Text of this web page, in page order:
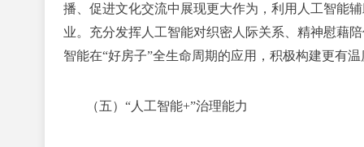
播、促进文化交流中展现更大作为，利用人工智能
业。充分发挥人工智能对织密人际关系、精神慰藉
智能在“好房子”全生命周期的应用，积极构建更有
（五）“人工智能+”治理能力